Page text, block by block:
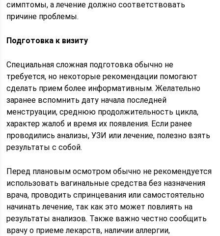
симптомы, а лечение должно соответствовать
причине проблемы.
Подготовка к визиту
Специальная сложная подготовка обычно не
требуется, но некоторые рекомендации помогают
сделать прием более информативным. Желательно
заранее вспомнить дату начала последней
менструации, среднюю продолжительность цикла,
характер жалоб и время их появления. Если ранее
проводились анализы, УЗИ или лечение, полезно взять
результаты с собой.
Перед плановым осмотром обычно не рекомендуется
использовать вагинальные средства без назначения
врача, проводить спринцевания или самостоятельно
начинать лечение, так как это может повлиять на
результаты анализов. Также важно честно сообщить
врачу о приеме лекарств, наличии аллергии,